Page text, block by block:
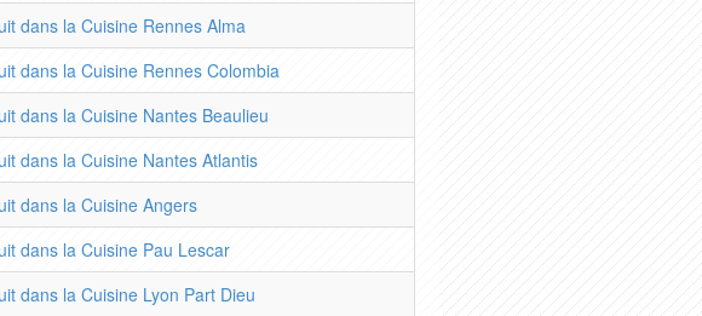
dans la Cuisine Rennes Alma
dans la Cuisine Rennes Colombia
dans la Cuisine Nantes Beaulieu
dans la Cuisine Nantes Atlantis
dans la Cuisine Angers
dans la Cuisine Pau Lescar
dans la Cuisine Lyon Part Dieu